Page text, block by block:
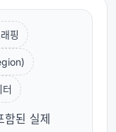
핑
함된 실제